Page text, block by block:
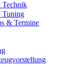
& Termine